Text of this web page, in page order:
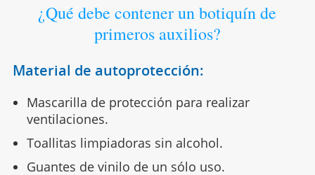
¿Qué debe contener un botiquín de
primeros auxilios?
Material de autoprotección:
Mascarilla de protección para realizar
ventilaciones.
Toallitas limpiadoras sin alcohol.
Guantes de vinilo de un sólo uso.